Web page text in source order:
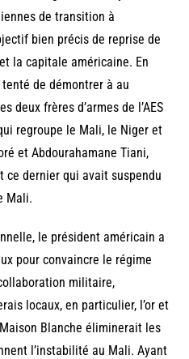
de transition à
bien précis de reprise de
la capitale américaine. En
de démontrer à au
deux frères d’armes de l’AES
regroupe le Mali, le Niger et
et Abdourahamane Tiani,
ce dernier qui avait suspendu
Mali.
le président américain a
pour convaincre le régime
militaire,
locaux, en particulier, l’or et
Blanche éliminerait les
l’instabilité au Mali. Ayant